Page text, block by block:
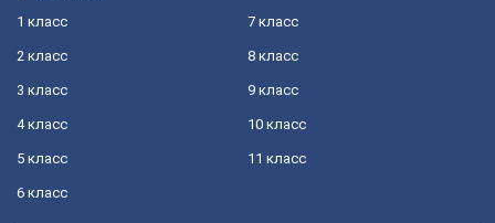
1 класс
2 класс
3 класс
4 класс
5 класс
6 класс
7 класс
8 класс
9 класс
10 класс
11 класс